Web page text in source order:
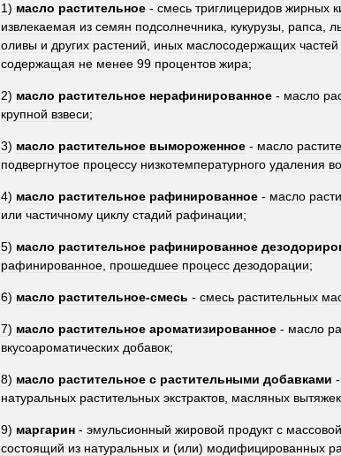
1) масло растительное - смесь триглицеридов жирных
извлекаемая из семян подсолнечника кукурузы рапса
оливы и других растений иных маслосодержащих частей
содержащая не менее 99 процентов жира;
2) масло растительное нерафинированное - масло
крупной взвеси;
3) масло растительное вымороженное - масло
подвергнутое процессу низкотемпературного удаления
4) масло растительное рафинированное - масло
или частичному циклу стадий рафинации;
5) масло растительное рафинированное
рафинированное прошедшее процесс дезодорации;
6) масло растительное-смесь - смесь растительных
7) масло растительное ароматизированное - масло
вкусоароматических добавок;
8) масло растительное с растительными добавками -
натуральных растительных экстрактов масляных вытяжек
9) маргарин - эмульсионный жировой продукт с массовой
состоящий из натуральных и (или) модифицированных